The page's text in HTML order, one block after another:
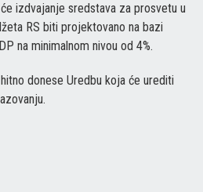
izdvajanje sredstava za prosvetu u
RS biti projektovano na bazi
na minimalnom nivou od 4%.
donese Uredbu koja će urediti